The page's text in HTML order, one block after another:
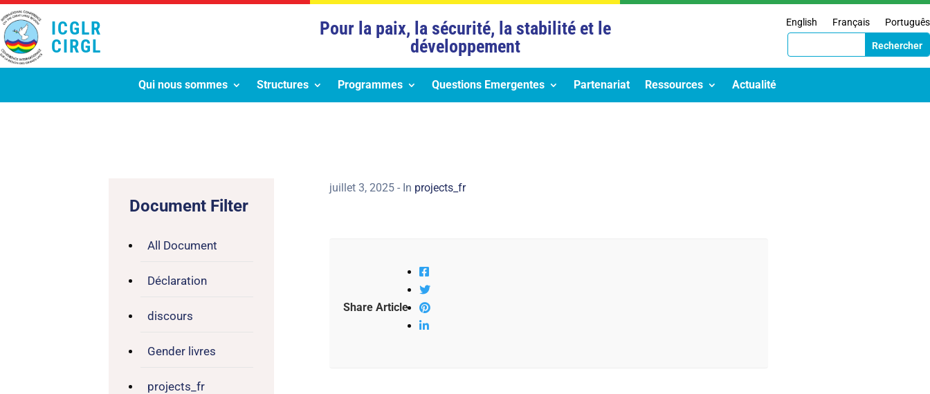
ICGLR
CIRGL
Pour la paix, la sécurité, la stabilité et le
développement
English Français Português
Qui nous sommes Structures Programmes Questions Emergentes Partenariat Ressources Actualité
Document Filter
All Document
Déclaration
discours
Gender livres
projects_fr
juillet 3, 2025 - In projects_fr
Share Article